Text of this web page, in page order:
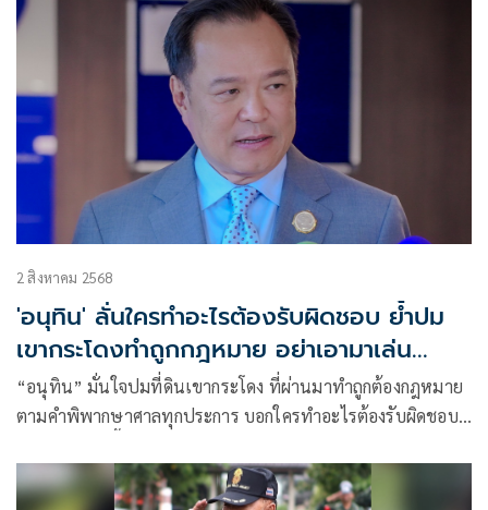
2 สิงหาคม 2568
'อนุทิน' ลั่นใครทำอะไรต้องรับผิดชอบ ย้ำปม
เขากระโดงทำถูกกฎหมาย อย่าเอามาเล่น
การเมือง
“อนุทิน” มั่นใจปมที่ดินเขากระโดง ที่ผ่านมาทำถูกต้องกฎหมาย
ตามคำพิพากษาศาลทุกประการ บอกใครทำอะไรต้องรับผิดชอบ